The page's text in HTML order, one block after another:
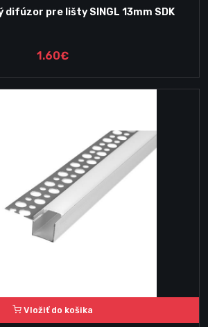
difúzor pre lišty SINGL 13mm SDK
1.60€
Vložiť do košika